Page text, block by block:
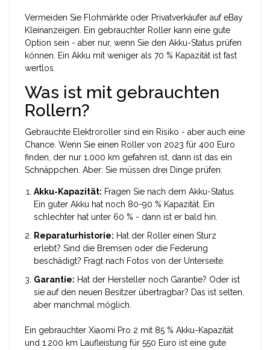
Vermeiden Sie Flohmärkte oder Privatverkäufer auf eBay
Kleinanzeigen. Ein gebrauchter Roller kann eine gute
Option sein - aber nur, wenn Sie den Akku-Status prüfen
können. Ein Akku mit weniger als 70 % Kapazität ist fast
wertlos.
Was ist mit gebrauchten
Rollern?
Gebrauchte Elektroroller sind ein Risiko - aber auch eine
Chance. Wenn Sie einen Roller von 2023 für 400 Euro
finden, der nur 1.000 km gefahren ist, dann ist das ein
Schnäppchen. Aber: Sie müssen drei Dinge prüfen:
Akku-Kapazität: Fragen Sie nach dem Akku-Status.
Ein guter Akku hat noch 80-90 % Kapazität. Ein
schlechter hat unter 60 % - dann ist er bald hin.
Reparaturhistorie: Hat der Roller einen Sturz
erlebt? Sind die Bremsen oder die Federung
beschädigt? Fragt nach Fotos von der Unterseite.
Garantie: Hat der Hersteller noch Garantie? Oder ist
sie auf den neuen Besitzer übertragbar? Das ist selten,
aber manchmal möglich.
Ein gebrauchter Xiaomi Pro 2 mit 85 % Akku-Kapazität
und 1.200 km Laufleistung für 550 Euro ist eine gute